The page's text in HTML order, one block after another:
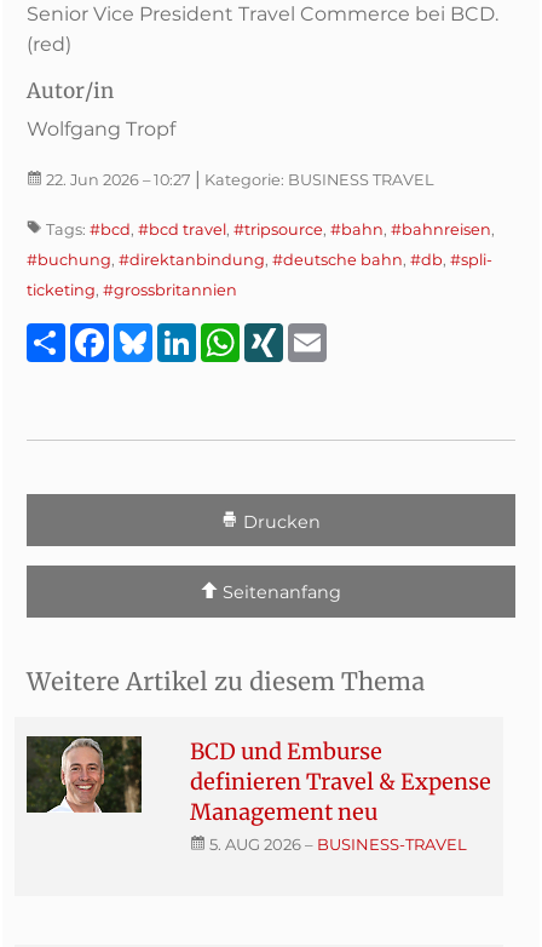
Senior Vice President Travel Commerce bei BCD.
(red)
Autor/in
Wolfgang Tropf
22. Jun 2026 – 10:27 | Kategorie: BUSINESS TRAVEL
Tags: #bcd, #bcd travel, #tripsource, #bahn, #bahnreisen,
#buchung, #direktanbindung, #deutsche bahn, #db, #spli-
ticketing, #grossbritannien
TeilenFacebook
BlueskyLinkedInWhatsApp
XING
Drucken
Seitenanfang
Weitere Artikel zu diesem Thema
BCD und Emburse
definieren Travel & Expense
Management neu
5. AUG 2026– BUSINESS-TRAVEL